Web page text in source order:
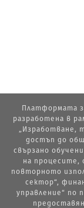
Платформата
разработена в
„Изработване,
достъп до
свързано
на процесите,
повторното
сектор“,
управление“ по